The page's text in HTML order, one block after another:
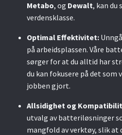
Metabo, og Dewalt, kan du
verdensklasse.
Optimal Effektivitet:
på arbeidsplassen. Våre
sørger for at du alltid har
du kan fokusere på det som
jobben gjort.
Allsidighet og
utvalg av batteriløsninger
mangfold av verktøy, slik at